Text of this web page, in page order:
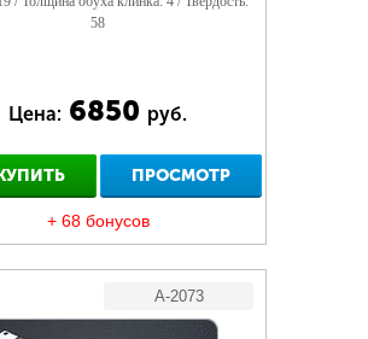
58
Цена: 6850 руб.
ПРОСМОТР
+ 68 бонусов
A-2073